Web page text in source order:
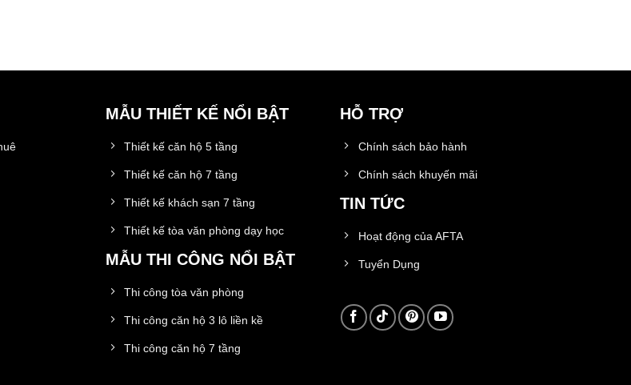
MẪU THIẾT KẾ NỔI BẬT
Thiết kế căn hộ 5 tầng
Thiết kế căn hộ 7 tầng
Thiết kế khách sạn 7 tầng
Thiết kế tòa văn phòng dạy học
MẪU THI CÔNG NỔI BẬT
Thi công tòa văn phòng
Thi công căn hộ 3 lô liền kề
Thi công căn hộ 7 tầng
HỖ TRỢ
Chính sách bảo hành
Chính sách khuyến mãi
TIN TỨC
Hoạt động của AFTA
Tuyển Dụng